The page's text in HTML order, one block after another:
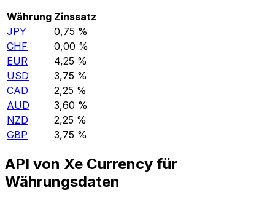
Währung Zinssatz
JPY
0,75 %
CHF
0,00 %
EUR
4,25 %
USD
3,75 %
CAD
2,25 %
AUD
3,60 %
NZD
2,25 %
GBP
3,75 %
API von Xe Currency für
Währungsdaten